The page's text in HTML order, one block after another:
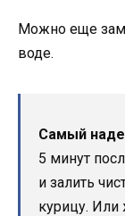
Можно еще
воде.
Самый
5 минут
и залить
курицу.